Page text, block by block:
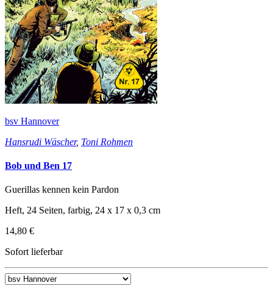
bsv Hannover
Hansrudi Wäscher, Toni Rohmen
Bob und Ben 17
Guerillas kennen kein Pardon
Heft, 24 Seiten, farbig, 24 x 17 x 0,3 cm
14,80 €
Sofort lieferbar